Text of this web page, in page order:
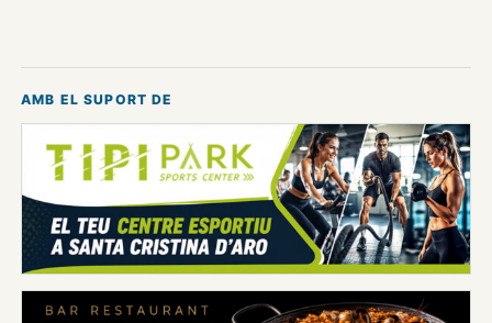
AMB EL SUPORT DE